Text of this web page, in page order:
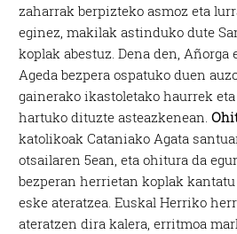
zaharrak berpizteko asmoz eta
eginez, makilak astinduko dute
koplak abestuz. Dena den, Añorga
Ageda bezpera ospatuko duen
gainerako ikastoletako haurrek
hartuko dituzte asteazkenean.
katolikoak Cataniako Agata
otsailaren 5ean, eta ohitura da
bezperan herrietan koplak
eske ateratzea. Euskal Herriko
ateratzen dira kalera, erritmoa